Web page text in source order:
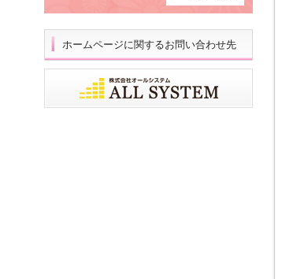
ホームページに関するお問い合わせ先